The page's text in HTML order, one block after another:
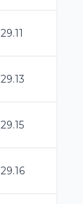
29.11
29.13
29.15
29.16